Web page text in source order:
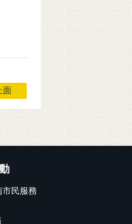
面
市民服務